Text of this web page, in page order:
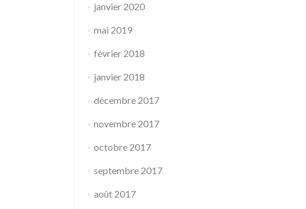
janvier 2020
mai 2019
février 2018
janvier 2018
décembre 2017
novembre 2017
octobre 2017
septembre 2017
août 2017